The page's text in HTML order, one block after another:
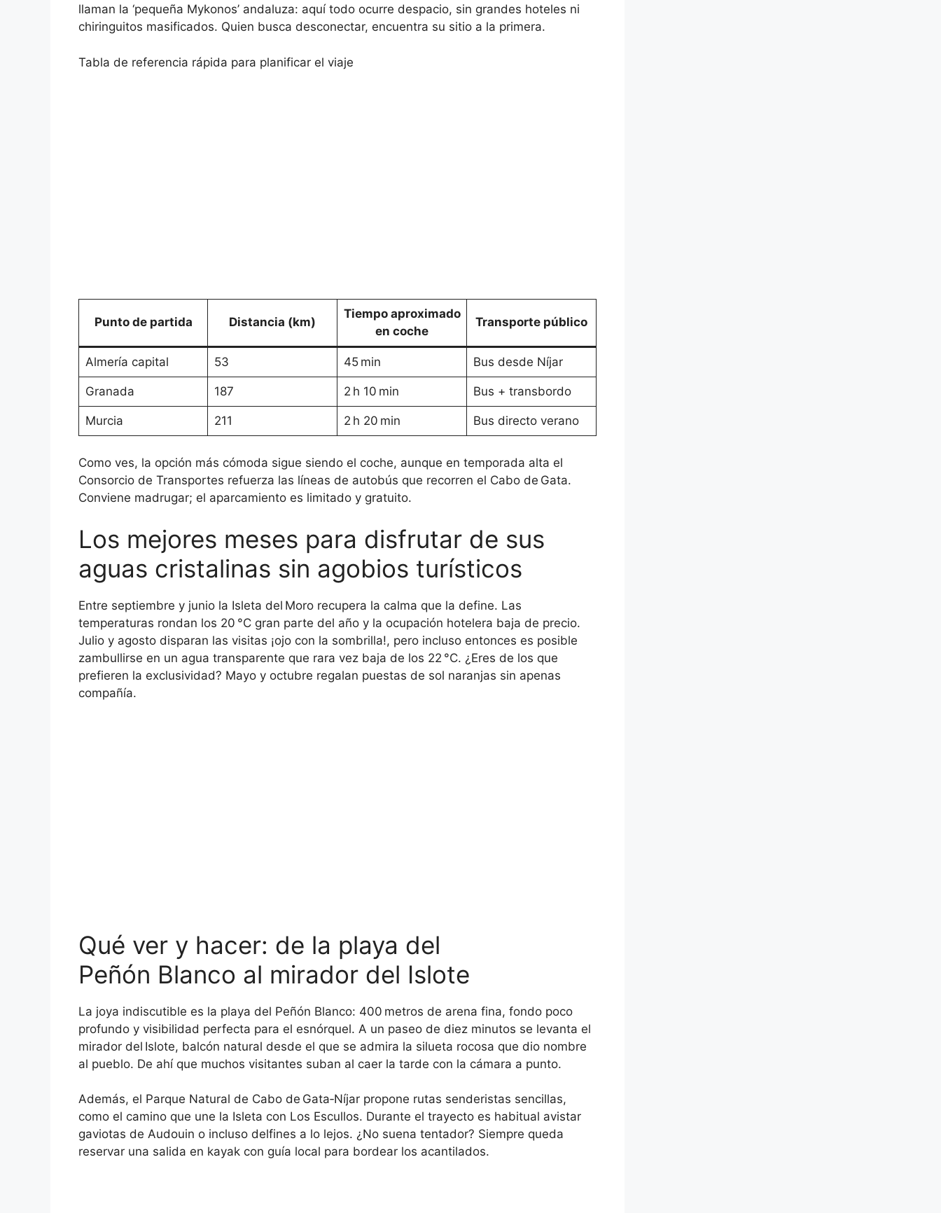
llaman la ‘pequeña Mykonos’ andaluza: aquí todo ocurre despacio, sin grandes hoteles ni
chiringuitos masificados. Quien busca desconectar, encuentra su sitio a la primera.
Tabla de referencia rápida para planificar el viaje
Punto de partida Distancia (km)
Tiempo aproximado
en coche
Transporte público
Almería capital 53 45 min Bus desde Níjar
Granada 187 2 h 10 min Bus + transbordo
Murcia 211 2 h 20 min Bus directo verano
Como ves, la opción más cómoda sigue siendo el coche, aunque en temporada alta el
Consorcio de Transportes refuerza las líneas de autobús que recorren el Cabo de Gata.
Conviene madrugar; el aparcamiento es limitado y gratuito.
Los mejores meses para disfrutar de sus
aguas cristalinas sin agobios turísticos
Entre septiembre y junio la Isleta del Moro recupera la calma que la define. Las
temperaturas rondan los 20 °C gran parte del año y la ocupación hotelera baja de precio.
Julio y agosto disparan las visitas ¡ojo con la sombrilla!, pero incluso entonces es posible
zambullirse en un agua transparente que rara vez baja de los 22 °C. ¿Eres de los que
prefieren la exclusividad? Mayo y octubre regalan puestas de sol naranjas sin apenas
compañía.
Qué ver y hacer: de la playa del
Peñón Blanco al mirador del Islote
La joya indiscutible es la playa del Peñón Blanco: 400 metros de arena fina, fondo poco
profundo y visibilidad perfecta para el esnórquel. A un paseo de diez minutos se levanta el
mirador del Islote, balcón natural desde el que se admira la silueta rocosa que dio nombre
al pueblo. De ahí que muchos visitantes suban al caer la tarde con la cámara a punto.
Además, el Parque Natural de Cabo de Gata‑Níjar propone rutas senderistas sencillas,
como el camino que une la Isleta con Los Escullos. Durante el trayecto es habitual avistar
gaviotas de Audouin o incluso delfines a lo lejos. ¿No suena tentador? Siempre queda
reservar una salida en kayak con guía local para bordear los acantilados.